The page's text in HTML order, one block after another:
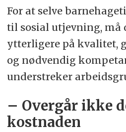
For at selve
til sosial utjevning, må
ytterligere på kvalitet,
og nødvendig
understreker
– Overgår ikke
kostnaden